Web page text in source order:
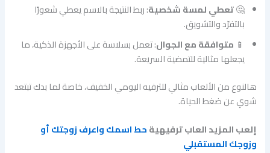
🤔تعطي لمسة شخصية: ربط النتيجة بالاسم يعطي شعورًا
بالتفرّد والتشويق.
📱 متوافقة مع الجوال: تعمل بسلاسة على الأجهزة الذكية، ما
يجعلها مثالية للتمضية السريعة.
هالنوع من الألعاب مثالي للترفيه اليومي الخفيف، خاصة لما بدك تبتعد
شوي عن ضغط الحياة.
إلعب المزيد العاب ترفيهيةحط اسمك واعرف زوجتك أو
وزوجك المستقبلي